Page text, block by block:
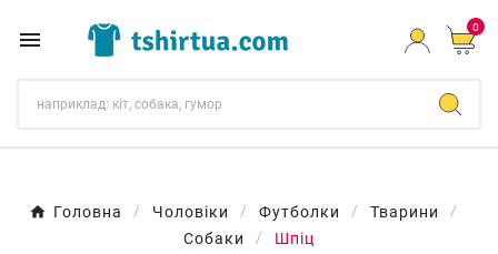
 0
Головна Чоловіки Футболки
Тварини
Собаки
Шпіц